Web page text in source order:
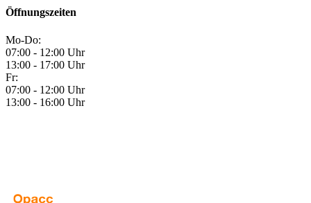
Öffnungszeiten
Mo-Do:
07:00 - 12:00 Uhr
13:00 - 17:00 Uhr
Fr:
07:00 - 12:00 Uhr
13:00 - 16:00 Uhr